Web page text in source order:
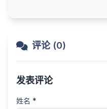
评论 (0)
发表评论
姓名 *